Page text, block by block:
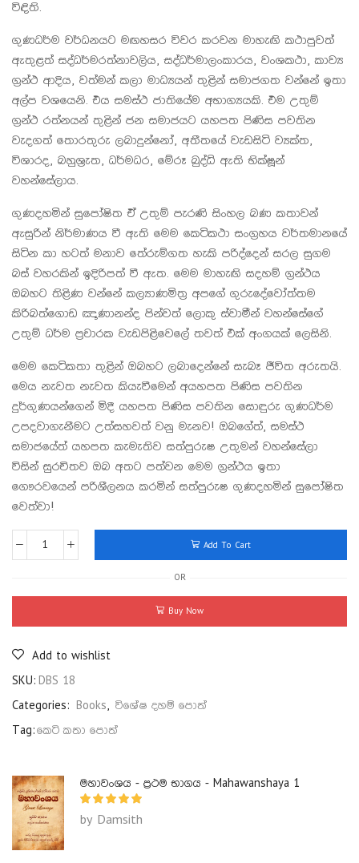
විඳිති.
ගුණධර්ම වර්ධනයට මඟහසර විවර කරවන මාහැඟි කථාපුවත්
ඇතුළත් සද්ධර්මරත්නාවලිය, සද්ධර්මාලංකාරය, වංශකථා, කාව්‍ය
ග්‍රන්ථ ආදිය, වත්මන් කලා මාධ්‍යයන් තුළින් සමාජගත වන්නේ ඉතා
අල්ප වශයෙනි. එය සමස්ථ ජාතියේම අභාග්‍යයකි. එම උතුම්
ග්‍රන්ථ රත්නයන් තුළින් ජන සමාජයට යහපත පිණිස පවතින
වැදගත් තොරතුරු ලබාදුන්නෝ, අතීතයේ වැඩසිටි ව්‍යක්ත,
විශාරද, බහුශ්‍රැත, ධර්මධර, මේරූ බුද්ධි ඇති භික්ෂූන්
වහන්සේලාය.
ගුණදහමින් සුපෝෂිත ඒ උතුම් පැරණි සිංහල බණ කතාවන්
ඇසුරින් නිර්මාණය වී ඇති මෙම කෙටිකථා සංග්‍රහය වර්තමානයේ
සිටින කා හටත් මනාව තේරුම්ගත හැකි පරිද්දෙන් සරල සුගම
බස් වහරකින් ඉදිරිපත් වී ඇත. මෙම මාහැඟි සදහම් ග්‍රන්ථය
ඔබහට තිළිණ වන්නේ කල්‍යාණමිත්‍ර අපගේ ගුරුදේවෝත්තම
කිරිබත්ගොඩ ඤාණානන්ද පින්වත් ලොකු ස්වාමීන් වහන්සේගේ
උතුම් ධර්ම ප්‍රචාරක වැඩපිළිවෙලේ තවත් එක් අංගයක් ලෙසිනි.
මෙම කෙටිකතා තුළින් ඔබහට ලබාදෙන්නේ සැබෑ ජීවිත අරුතයි.
මෙය නැවත නැවත කියැවීමෙන් අයහපත පිණිස පවතින
දුර්ගුණයන්ගෙන් මිදී යහපත පිණිස පවතින සොඳුරු ගුණධර්ම
උපදවාගැනීමට උත්සහවත් වනු මැනව! ඔබගේත්, සමස්ථ
සමාජයේත් යහපත කැමැතිව සත්පුරුෂ උතුමන් වහන්සේලා
විසින් සුරචිතව ඔබ අතට පත්වන මෙම ග්‍රන්ථය ඉතා
ගෞරවයෙන් පරිශීලනය කරමින් සත්පුරුෂ ගුණදහමින් සුපෝෂිත
වෙත්වා!
Add To Cart
OR
Buy Now
Add to wishlist
SKU: DBS 18
Categories:
Books, විශේෂ දහම් පොත්
Tag:කෙටි කතා පොත්
මහාවංශය - ප්‍රථම භාගය - Mahawanshaya 1
by Damsith